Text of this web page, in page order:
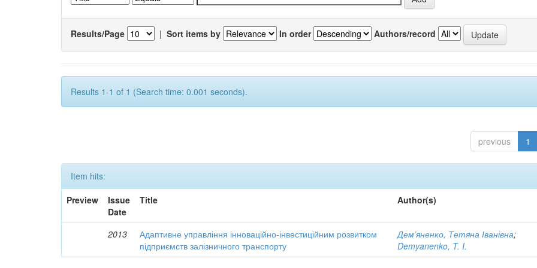
Results/Page | Sort items by In order Authors/record
Results 1-1 of 1 (Search time: 0.001 seconds).
previous 1
Item hits:
Preview
Issue
Date
Title Author(s)
2013
Адаптивне управління інноваційно-інвестиційним розвитком
підприємств залізничного транспорту
Дем’яненко, Тетяна Іванівна;
Demyanenko, T. I.